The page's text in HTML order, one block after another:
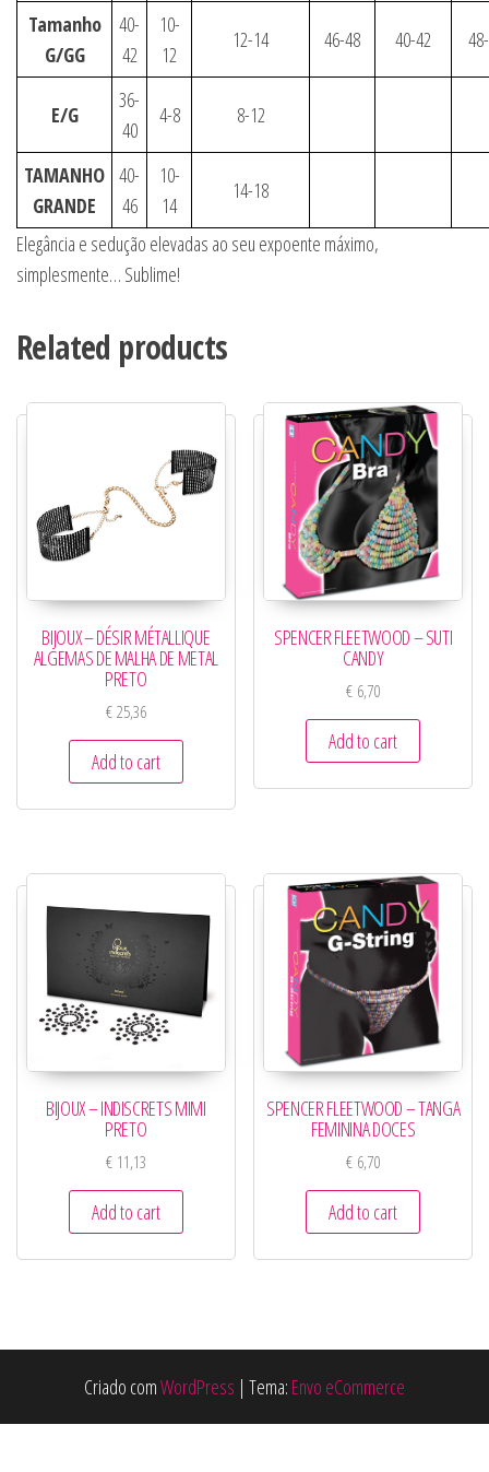
Tamanho
G/GG
40-
42
10-
12
12-14 46-48 40-42
E/G
36-
40
4-8 8-12
TAMANHO
GRANDE
40-
46
10-
14
14-18
Elegância e sedução elevadas ao seu expoente máximo,
simplesmente… Sublime!
Related products
BIJOUX – DÉSIR MÉTALLIQUE
ALGEMAS DE MALHA DE METAL
PRETO
€25,36
Add to cart
SPENCER FLEETWOOD – SUTI
CANDY
€ 6,70
Add to cart
BIJOUX – INDISCRETS MIMI
PRETO
€11,13
Add to cart
SPENCER FLEETWOOD – TANGA
FEMININA DOCES
€ 6,70
Add to cart
Criado comWordPress | Tema: Envo eCommerce